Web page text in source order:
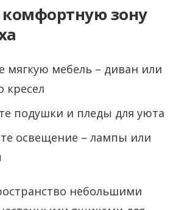
комфортную зону
мягкую мебель – диван или
кресел
подушки и пледы для уюта
освещение – лампы или
небольшими